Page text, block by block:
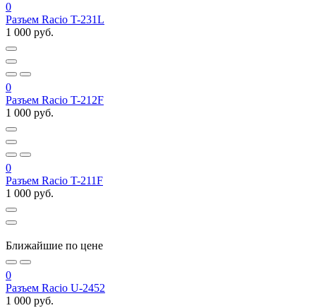
0
Разъем Racio T-231L
1 000 руб.
0
Разъем Racio T-212F
1 000 руб.
0
Разъем Racio T-211F
1 000 руб.
Ближайшие по цене
0
Разъем Racio U-2452
1 000 руб.